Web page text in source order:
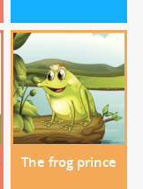
The frog prince